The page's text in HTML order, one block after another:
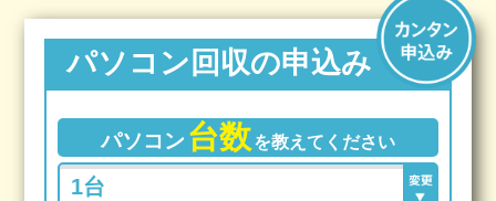
パソコン回収の申込み
パソコン 台数を教えてください